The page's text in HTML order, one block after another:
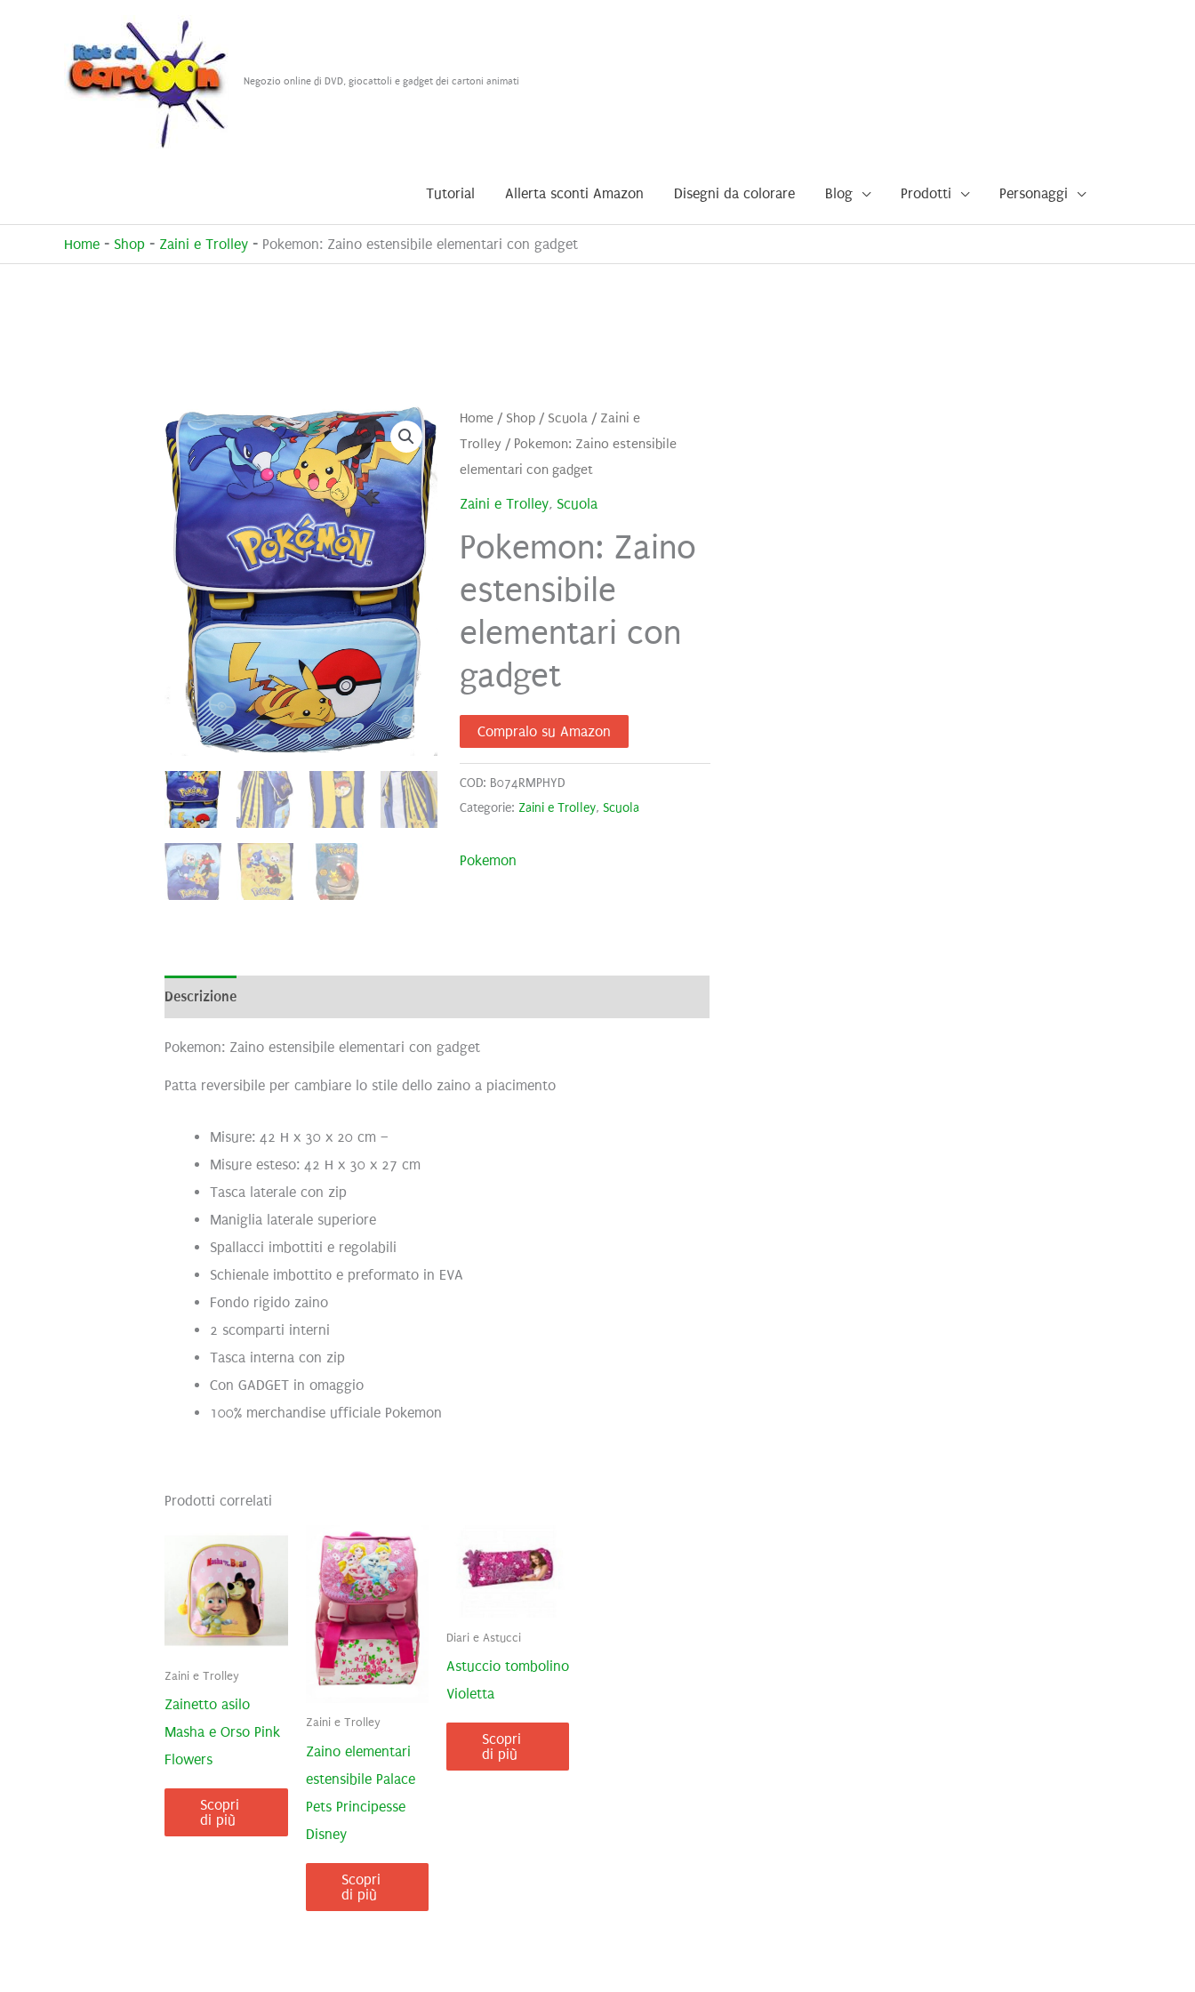
Negozio online di DVD, giocattoli e gadget dei cartoni animati
Tutorial Allerta sconti Amazon Disegni da colorare Blog Prodotti Personaggi
Home - Shop - Zaini e Trolley - Pokemon: Zaino estensibile elementari con gadget
Home/ Shop/ Scuola/ Zaini e
Trolley / Pokemon: Zaino estensibile
elementari con gadget
Zaini e Trolley, Scuola
Pokemon: Zaino
estensibile
elementari con
gadget
Compralo su Amazon
COD: B074RMPHYD
Categorie: Zaini e Trolley, Scuola
Pokemon
Descrizione
Pokemon: Zaino estensibile elementari con gadget
Patta reversibile per cambiare lo stile dello zaino a piacimento
Misure: 42 H x 30 x 20 cm –
Misure esteso: 42 H x 30 x 27 cm
Tasca laterale con zip
Maniglia laterale superiore
Spallacci imbottiti e regolabili
Schienale imbottito e preformato in EVA
Fondo rigido zaino
2 scomparti interni
Tasca interna con zip
Con GADGET in omaggio
100% merchandise ufficiale Pokemon
Prodotti correlati
Zaini e Trolley
Zainetto asilo
Masha e Orso Pink
Flowers
Scopri
di più
Zaini e Trolley
Zaino elementari
estensibile Palace
Pets Principesse
Disney
Scopri
di più
Diari e Astucci
Astuccio tombolino
Violetta
Scopri
di più